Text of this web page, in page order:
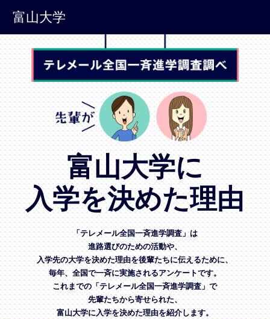
富山大学
富山大学に
入学を決めた理由
「テレメール全国一斉進学調査」は
進路選びのための活動や、
入学先の大学を決めた理由を後輩たちに伝えるために、
毎年、全国で一斉に実施されるアンケートです。
これまでの「テレメール全国一斉進学調査」で
先輩たちから寄せられた、
富山大学に入学を決めた理由を紹介します。